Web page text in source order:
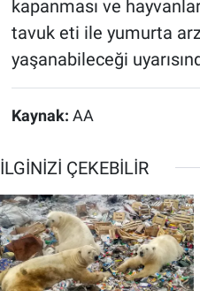
kapanması ve
tavuk eti ile yumurta
yaşanabileceği
Kaynak: AA